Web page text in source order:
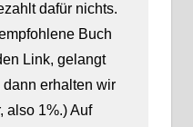
dafür nichts.
Buch
Link, gelangt
erhalten wir
also 1%.) Auf